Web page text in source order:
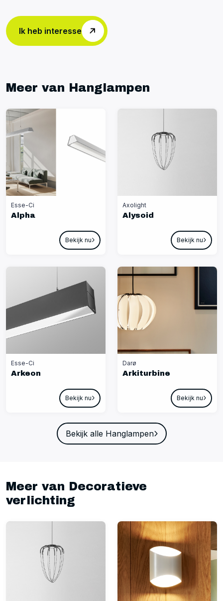
Ik heb interesse
Meer van Hanglampen
Esse-Ci
Alpha
Bekijk nu
Axolight
Alysoid
Bekijk nu
Esse-Ci
Arkeon
Bekijk nu
Darø
Arkiturbine
Bekijk nu
Bekijk alle Hanglampen
Meer van Decoratieve
verlichting